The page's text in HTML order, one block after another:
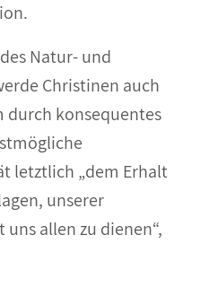
Natur- und
Christinen auch
konsequentes
letztlich „dem Erhalt
unserer
allen zu dienen“,